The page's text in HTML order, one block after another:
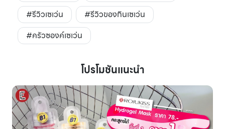
#รีวิวเซเว่น
#รีวิวของกินเซเว่น
#ครัวซองค์เซเว่น
โปรโมชันแนะนำ